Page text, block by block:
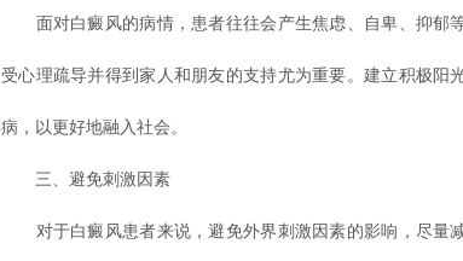
面对白癜风的病情，患者往往会产生焦虑、自卑、抑郁
受心理疏导并得到家人和朋友的支持尤为重要。建立积极阳
病，以更好地融入社会。
三、避免刺激因素
对于白癜风患者来说，避免外界刺激因素的影响，尽量